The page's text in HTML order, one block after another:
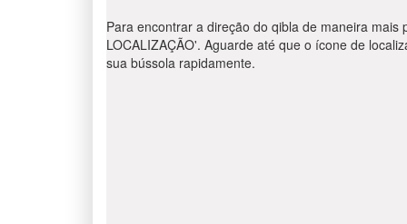
Para encontrar a direção do qibla de maneira
LOCALIZAÇÃO'. Aguarde até que o ícone de
sua bússola rapidamente.